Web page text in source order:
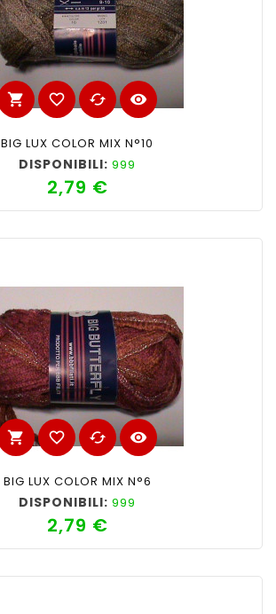
shopping_cart favorite_border cached visibility
BIG LUX COLOR MIX N°10
DISPONIBILI: 999
2,79 €Prezzo
shopping_cart favorite_border cached visibility
BIG LUX COLOR MIX N°6
DISPONIBILI: 999
2,79 €Prezzo